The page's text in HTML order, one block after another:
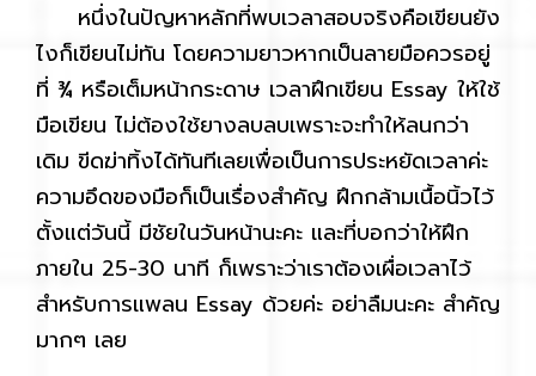
หนึ่งในปัญหาหลักที่พบเวลาสอบจริงคือเขียนยัง
ไงก็เขียนไม่ทัน โดยความยาวหากเป็นลายมือควรอยู่
ที่ ¾ หรือเต็มหน้ากระดาษ เวลาฝึกเขียน Essay ให้ใช้
มือเขียน ไม่ต้องใช้ยางลบลบเพราะจะทำให้ลนกว่า
เดิม ขีดฆ่าทิ้งได้ทันทีเลยเพื่อเป็นการประหยัดเวลาค่ะ
ความอึดของมือก็เป็นเรื่องสำคัญ ฝึกกล้ามเนื้อนิ้วไว้
ตั้งแต่วันนี้ มีชัยในวันหน้านะคะ และที่บอกว่าให้ฝึก
ภายใน 25-30 นาที ก็เพราะว่าเราต้องเผื่อเวลาไว้
สำหรับการแพลน Essay ด้วยค่ะ อย่าลืมนะคะ สำคัญ
มากๆ เลย